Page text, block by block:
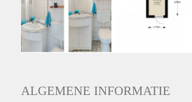
ALGEMENE INFORMATIE